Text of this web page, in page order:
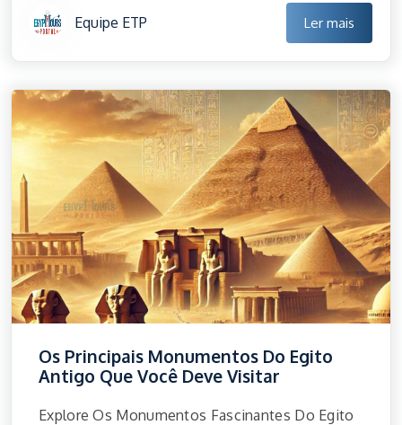
Equipe ETP Ler mais
Os Principais Monumentos Do Egito
Antigo Que Você Deve Visitar
Explore Os Monumentos Fascinantes Do Egito